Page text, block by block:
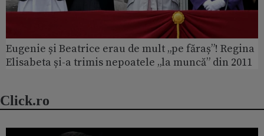
Eugenie și Beatrice erau de mult „pe făraș”! Regina
Elisabeta și-a trimis nepoatele „la muncă” din 2011
Click.ro